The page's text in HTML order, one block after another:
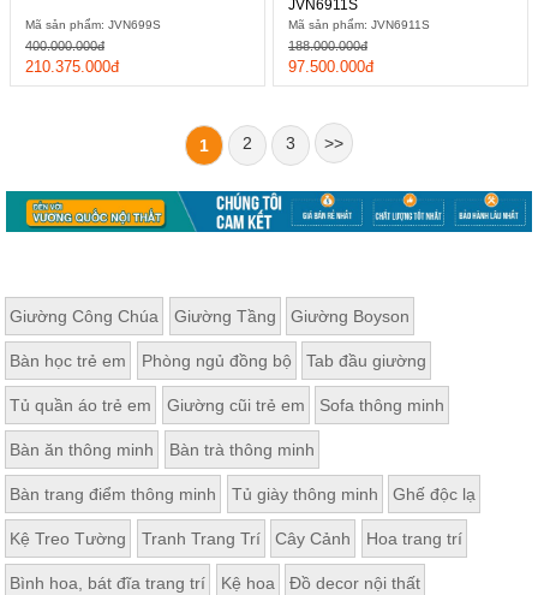
Mã sản phẩm: JVN699S
210.375.000đ
400.000.000đ
JVN6911S
Mã sản phẩm: JVN6911S
97.500.000đ
188.000.000đ
1 2 3 >>
Giường Công Chúa Giường Tầng Giường Boyson
Bàn học trẻ em Phòng ngủ đồng bộ Tab đầu giường
Tủ quần áo trẻ em Giường cũi trẻ em Sofa thông minh
Bàn ăn thông minh Bàn trà thông minh
Bàn trang điểm thông minh Tủ giày thông minh Ghế độc lạ
Kệ Treo Tường Tranh Trang Trí Cây Cảnh Hoa trang trí
Bình hoa, bát đĩa trang trí Kệ hoa Đồ decor nội thất